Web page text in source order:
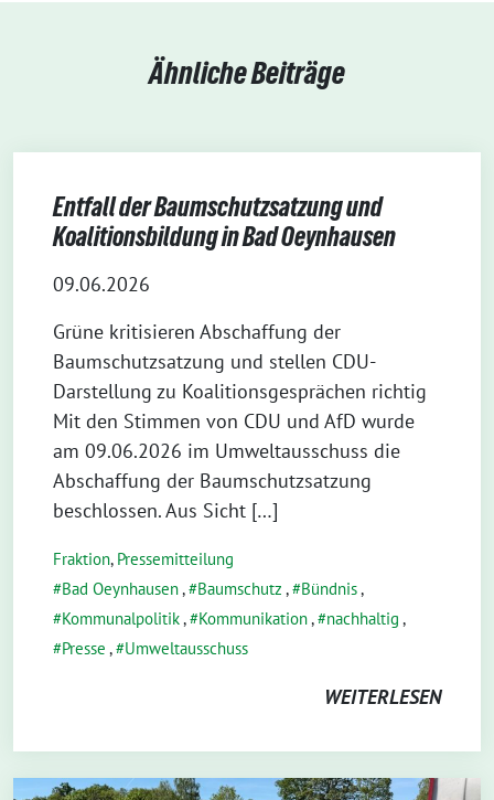
Ähnliche Beiträge
Entfall der Baumschutzsatzung und
Koalitionsbildung in Bad Oeynhausen
09.06.2026
Grüne kritisieren Abschaffung der
Baumschutzsatzung und stellen CDU-
Darstellung zu Koalitionsgesprächen richtig
Mit den Stimmen von CDU und AfD wurde
am 09.06.2026 im Umweltausschuss die
Abschaffung der Baumschutzsatzung
beschlossen. Aus Sicht […]
Fraktion, Pressemitteilung
Bad Oeynhausen, Baumschutz , Bündnis,
Kommunalpolitik, Kommunikation, nachhaltig ,
Presse , Umweltausschuss
WEITERLESEN